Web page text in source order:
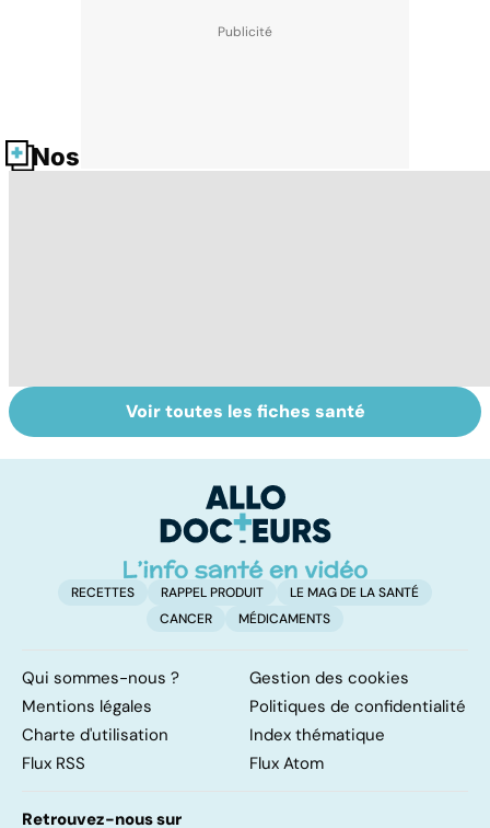
Nos fiches santé
Soins dentaires :
on n'arrête pas le
Bruxisme : quand
les dents
Voir toutes les fiches santé
RECETTES RAPPEL PRODUIT
LE MAG DE LA SANTÉ
CANCER
MÉDICAMENTS
Qui sommes-nous ?
Gestion des cookies
Mentions légales
Politiques de confidentialité
Charte d'utilisation
Index thématique
Flux RSS
Flux Atom
Retrouvez-nous sur